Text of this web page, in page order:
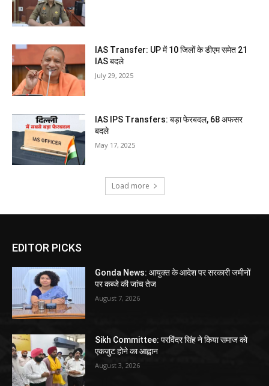
IAS Transfer: UP में 10 जिलों के डीएम समेत 21
IAS बदले
July 29, 2025
IAS IPS Transfers: बड़ा फेरबदल, 68 अफसर
बदले
May 17, 2025
Load more
EDITOR PICKS
Gonda News: आयुक्त के आदेश पर सरकारी जमीनों
पर कब्जे की जांच तेज
August 7, 2026
Sikh Committee: परविंदर सिंह ने किया समाज को
एकजुट होने का आह्वान
August 3, 2026